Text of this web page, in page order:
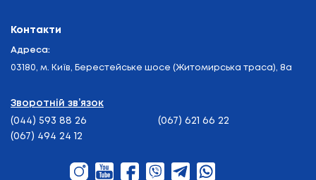
Контакти
Адреса:
03180, м. Київ, Берестейське шосе (Житомирська траса), 8а
Зворотній зв’язок
(044) 593 88 26
(067) 621 66 22
(067) 494 24 12